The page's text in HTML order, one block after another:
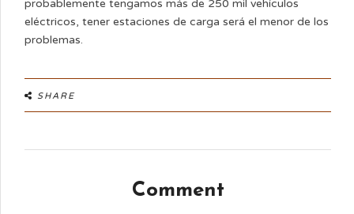
probablemente tengamos más de 250 mil vehículos
eléctricos, tener estaciones de carga será el menor de los
problemas.
SHARE
Comment